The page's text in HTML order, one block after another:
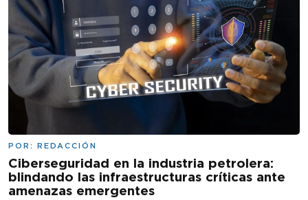
POR: REDACCIÓN
Ciberseguridad en la industria petrolera:
blindando las infraestructuras críticas ante
amenazas emergentes